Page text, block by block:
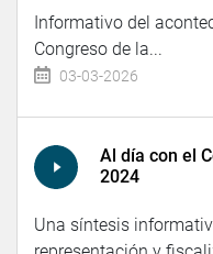
Informativo del
Congreso de la...
03-03-2026
Al día con el
2024
Una síntesis